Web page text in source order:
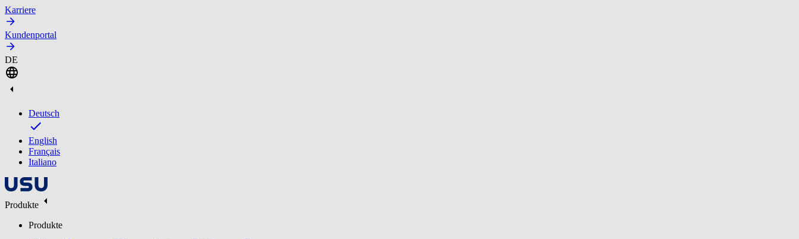
Karriere
Kundenportal
DE
Deutsch
English
Français
Italiano
Produkte
Produkte